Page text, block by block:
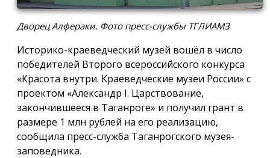
Дворец Алфераки. Фото пресс-службы ТГЛИАМЗ
Историко-краеведческий музей вошёл в число
победителей Второго всероссийского конкурса
«Красота внутри. Краеведческие музеи России» с
проектом «Александр I. Царствование,
закончившееся в Таганроге» и получил грант в
размере 1 млн рублей на его реализацию,
сообщила пресс-служба Таганрогского музея-
заповедника.